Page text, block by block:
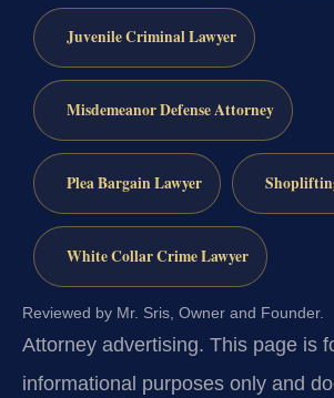
Juvenile Criminal Lawyer
Misdemeanor Defense Attorney
Plea Bargain Lawyer
White Collar Crime Lawyer
Reviewed by Mr. Sris, Owner and Founder.
Attorney advertising. This page is
informational purposes only and